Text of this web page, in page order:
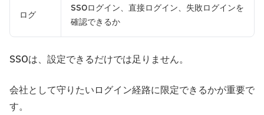
ログ
SSOログイン、直接ログイン、失敗ログインを
確認できるか
SSOは、設定できるだけでは足りません。
会社として守りたいログイン経路に限定できるかが重要で
す。